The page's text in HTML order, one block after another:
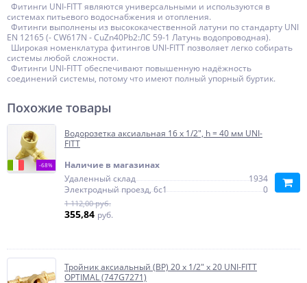
Фитинги UNI-FITT являются универсальными и используются в
системах питьевого водоснабжения и отопления.
Фитинги выполнены из высококачественной латуни по стандарту UNI
EN 12165 (- CW617N - CuZn40Pb2:ЛС 59-1 Латунь водопроводная).
Широкая номенклатура фитингов UNI-FITT позволяет легко собирать
системы любой сложности.
Фитинги UNI-FITT обеспечивают повышенную надёжность
соединений системы, потому что имеют полный упорный буртик.
Похожие товары
-68%
Водорозетка аксиальная 16 х 1/2", h = 40 мм UNI-
FITT
Наличие в магазинах
Удаленный склад
1934
Электродный проезд, 6с1
0
1 112,00 руб.
355,84 руб.
Тройник аксиальный (ВР) 20 х 1/2" х 20 UNI-FITT
OPTIMAL (747G7271)